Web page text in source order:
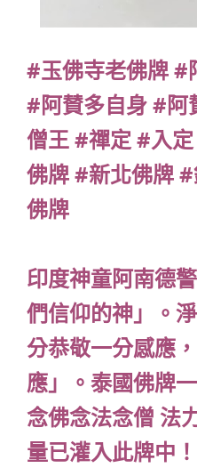
#玉佛寺老佛牌 #
#阿賛多自身 #阿
僧王 #禪定 #入
佛牌 #新北佛牌
佛牌
印度神童阿南德
們信仰的神」。
分恭敬一分感應
應」。泰國佛牌
念佛念法念僧 法
量已灌入此牌中